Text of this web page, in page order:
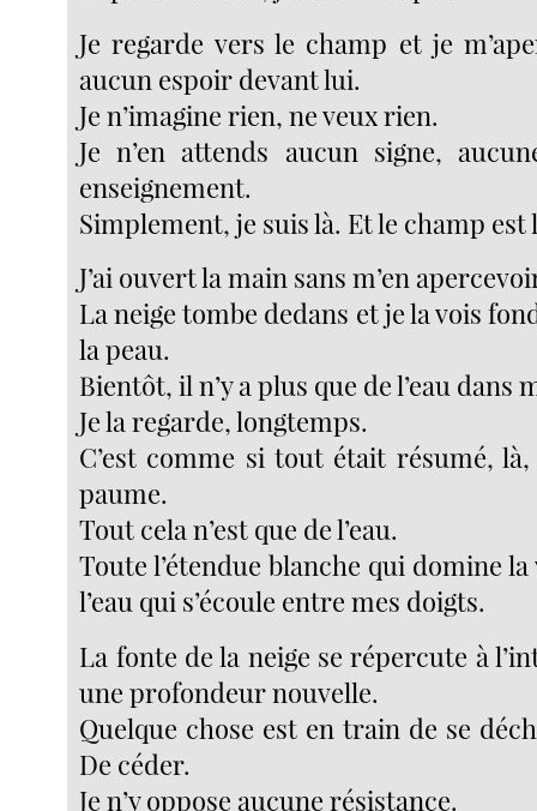
Je regarde vers le champ et je
aucun espoir devant lui.
Je n’imagine rien, ne veux rien.
Je n’en attends aucun signe,
enseignement.
Simplement, je suis là. Et le champ est
J’ai ouvert la main sans m’en
La neige tombe dedans et je la vois
la peau.
Bientôt, il n’y a plus que de l’eau dans
Je la regarde, longtemps.
C’est comme si tout était résumé,
paume.
Tout cela n’est que de l’eau.
Toute l’étendue blanche qui domine la
l’eau qui s’écoule entre mes doigts.
La fonte de la neige se répercute à
une profondeur nouvelle.
Quelque chose est en train de se
De céder.
Je n’y oppose aucune résistance.